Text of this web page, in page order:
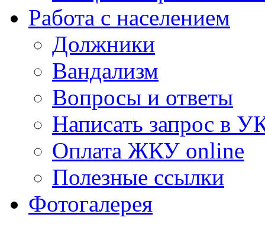
Работа с населением
Должники
Вандализм
Вопросы и ответы
Написать запрос в
Оплата ЖКУ online
Полезные ссылки
Фотогалерея